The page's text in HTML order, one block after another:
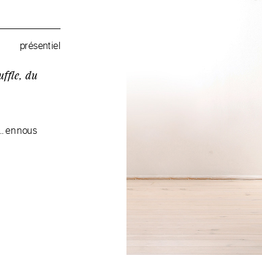
présentiel
du
en nous